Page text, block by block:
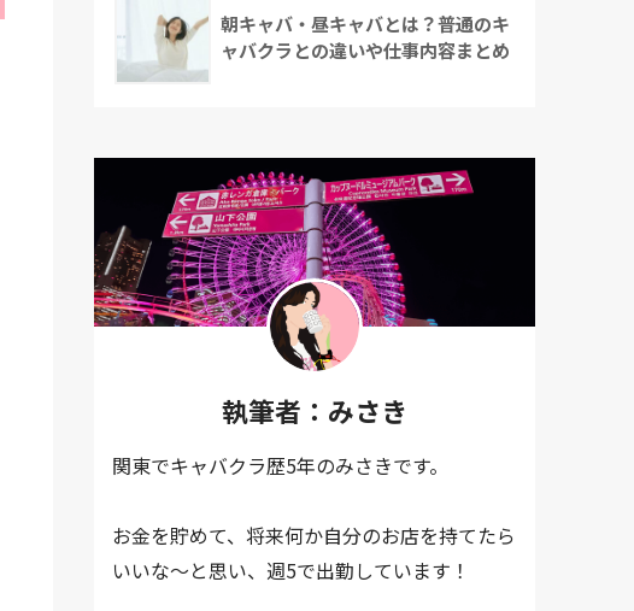
朝キャバ・昼キャバとは？普通のキ
ャバクラとの違いや仕事内容まとめ
執筆者：みさき
関東でキャバクラ歴5年のみさきです。
お金を貯めて、将来何か自分のお店を持てたら
いいな～と思い、週5で出勤しています！